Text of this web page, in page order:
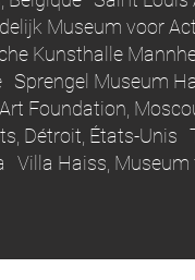
Museum voor
Kunsthalle
Museum
Foundation,
Détroit, États-
Villa Haiss,